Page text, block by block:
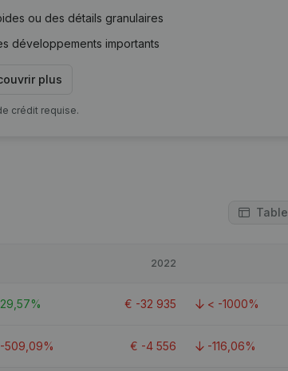
ou des détails granulaires
développements importants
plus
crédit requise.
Table
2022
29,57% € -32 935 < -1000%
-509,09% € -4 556 -116,06%